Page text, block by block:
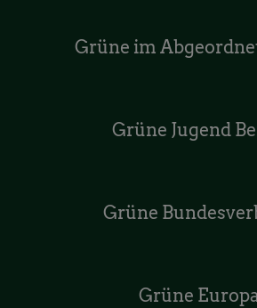
Grüne im
Grüne Jugend
Grüne
Grüne